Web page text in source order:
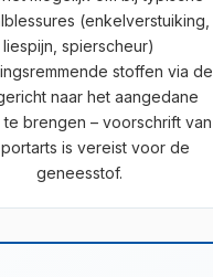
(enkelverstuiking,
liespijn, spierscheur)
stoffen via de
naar het aangedane
brengen – voorschrift van
is vereist voor de
geneesstof.